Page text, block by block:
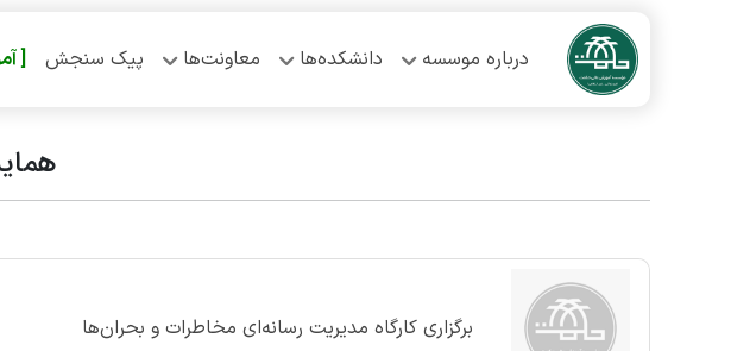
درباره موسسه دانشکده‌ها معاونت‌ها پیک سنجش [ آموزش‌ های آزاد ]
برگزاری کارگاه مدیریت رسانه‌ای مخاطرات و بحران‌ها